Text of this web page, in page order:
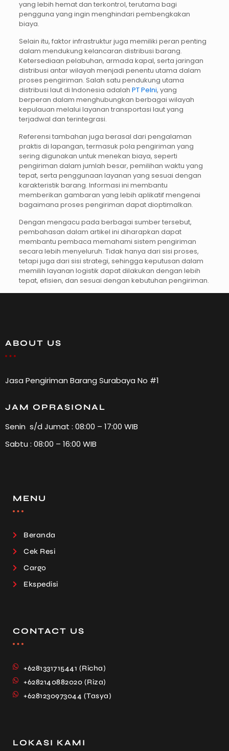
yang lebih hemat dan terkontrol, terutama bagi
pengguna yang ingin menghindari pembengkakan
biaya.
Selain itu, faktor infrastruktur juga memiliki peran penting
dalam mendukung kelancaran distribusi barang.
Ketersediaan pelabuhan, armada kapal, serta jaringan
distribusi antar wilayah menjadi penentu utama dalam
proses pengiriman. Salah satu pendukung utama
distribusi laut di Indonesia adalah PT Pelni, yang
berperan dalam menghubungkan berbagai wilayah
kepulauan melalui layanan transportasi laut yang
terjadwal dan terintegrasi.
Referensi tambahan juga berasal dari pengalaman
praktis di lapangan, termasuk pola pengiriman yang
sering digunakan untuk menekan biaya, seperti
pengiriman dalam jumlah besar, pemilihan waktu yang
tepat, serta penggunaan layanan yang sesuai dengan
karakteristik barang. Informasi ini membantu
memberikan gambaran yang lebih aplikatif mengenai
bagaimana proses pengiriman dapat dioptimalkan.
Dengan mengacu pada berbagai sumber tersebut,
pembahasan dalam artikel ini diharapkan dapat
membantu pembaca memahami sistem pengiriman
secara lebih menyeluruh. Tidak hanya dari sisi proses,
tetapi juga dari sisi strategi, sehingga keputusan dalam
memilih layanan logistik dapat dilakukan dengan lebih
tepat, efisien, dan sesuai dengan kebutuhan pengiriman.
ABOUT US
Jasa Pengiriman Barang Surabaya No #1
JAM OPRASIONAL
Senin s/d Jumat : 08:00 – 17:00 WIB
Sabtu : 08:00 – 16:00 WIB
MENU
Beranda
Cek Resi
Cargo
Ekspedisi
CONTACT US
+6281331715441 (Richa)
+6282140882020 (Riza)
+6281230973044 (Tasya)
LOKASI KAMI